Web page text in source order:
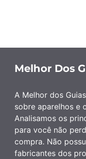
Melhor Dos
A Melhor dos
sobre aparelhos e
Analisamos os
para você não
compra. Não
fabricantes dos